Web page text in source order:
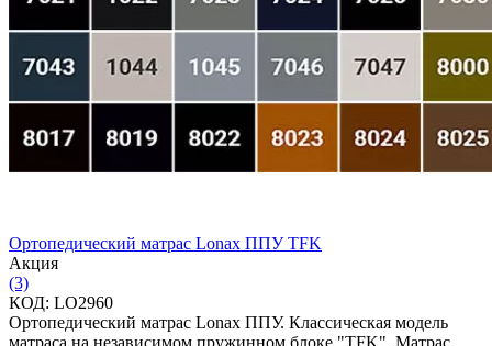
Ортопедический матрас Lonax ППУ TFK
Aкция
(3)
КОД: LO2960
Ортопедический матрас Lonax ППУ. Классическая модель
матраса на независимом пружинном блоке "TFK". Матрас